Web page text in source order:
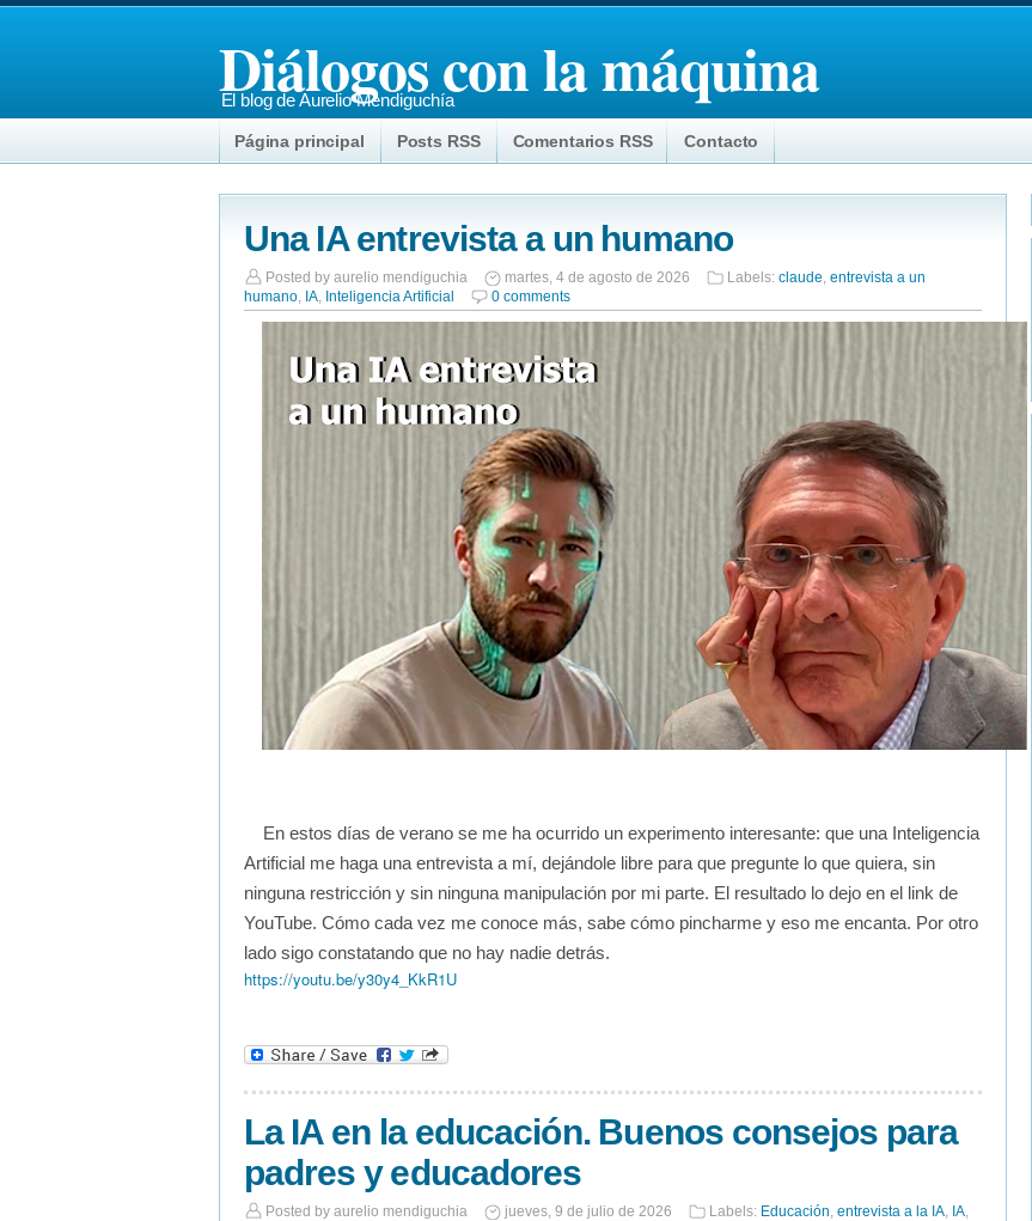
Diálogos con la máquina
El blog de Aurelio Mendiguchía
Página principal Posts RSS Comentarios RSS Contacto
Una IA entrevista a un humano
Posted by aurelio mendiguchia martes, 4 de agosto de 2026 Labels: claude, entrevista a un
humano, IA, Inteligencia Artificial 0 comments
En estos días de verano se me ha ocurrido un experimento interesante: que una Inteligencia
Artificial me haga una entrevista a mí, dejándole libre para que pregunte lo que quiera, sin
ninguna restricción y sin ninguna manipulación por mi parte. El resultado lo dejo en el link de
YouTube. Cómo cada vez me conoce más, sabe cómo pincharme y eso me encanta. Por otro
lado sigo constatando que no hay nadie detrás.
https://youtu.be/y30y4_KkR1U
La IA en la educación. Buenos consejos para
padres y educadores
Posted by aurelio mendiguchia jueves, 9 de julio de 2026 Labels: Educación, entrevista a la IA, IA,